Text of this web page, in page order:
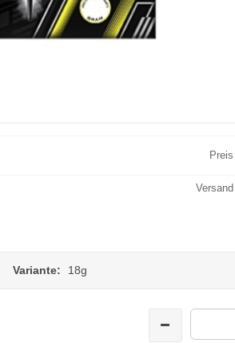
Preis
Versand
Variante: 18g